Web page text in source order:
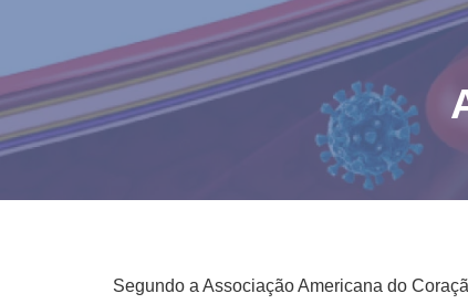
Segundo a Associação Americana do